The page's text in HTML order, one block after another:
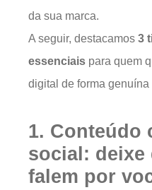
da sua marca.
A seguir, destacamos 3
essenciais para quem
digital de forma
1. Conteúdo
social: deixe
falem por